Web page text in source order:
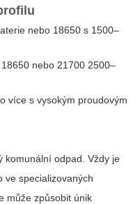
nebo 18650 s 1500–
nebo 21700 2500–
více s vysokým proudovým
komunální odpad. Vždy je
ve specializovaných
může způsobit únik